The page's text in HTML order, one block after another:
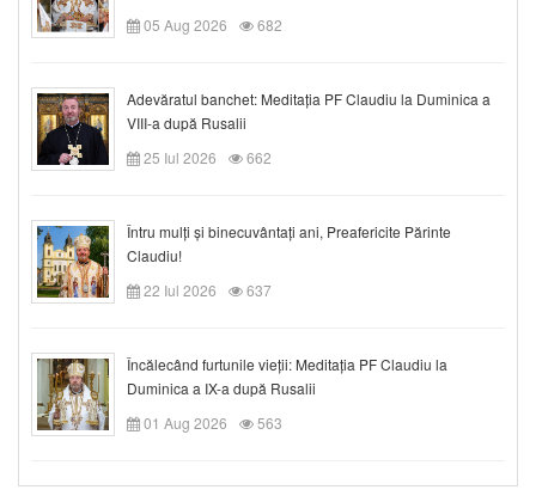
05 Aug 2026 682
Adevăratul banchet: Meditația PF Claudiu la Duminica a
VIII-a după Rusalii
25 Iul 2026
662
Întru mulți și binecuvântați ani, Preafericite Părinte
Claudiu!
22 Iul 2026
637
Încălecând furtunile vieții: Meditația PF Claudiu la
Duminica a IX-a după Rusalii
01 Aug 2026
563